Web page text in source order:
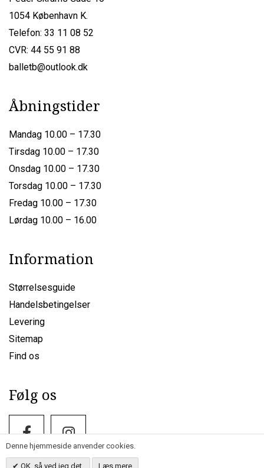
1054 København K.
Telefon: 33 11 08 52
CVR: 44 55 91 88
balletb@outlook.dk
Åbningstider
Mandag 10.00 – 17.30
Tirsdag 10.00 – 17.30
Onsdag 10.00 – 17.30
Torsdag 10.00 – 17.30
Fredag 10.00 – 17.30
Lørdag 10.00 – 16.00
Information
Størrelsesguide
Handelsbetingelser
Levering
Sitemap
Find os
Følg os
Denne hjemmeside anvender cookies.
OK, så ved jeg det. Læs mere